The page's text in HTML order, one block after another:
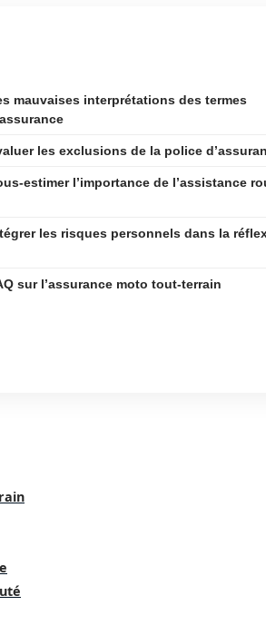
mauvaises interprétations des termes
les exclusions de la police
estimer l’importance de l’assistance
les risques personnels dans la
sur l’assurance moto tout-terrain